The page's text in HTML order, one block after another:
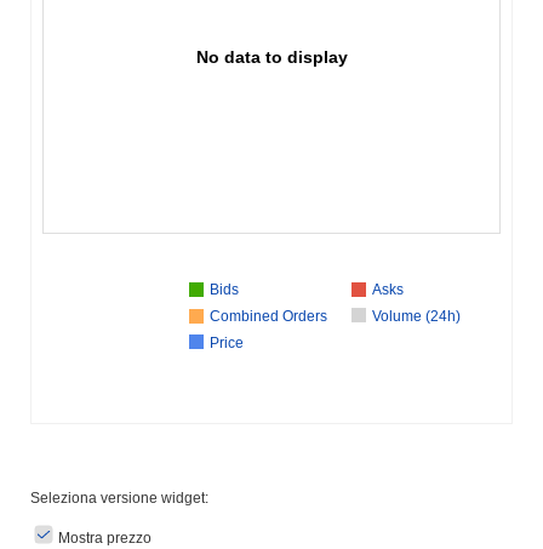
No data to display
Bids
Asks
Combined Orders
Volume (24h)
Price
Seleziona versione widget:
Mostra prezzo